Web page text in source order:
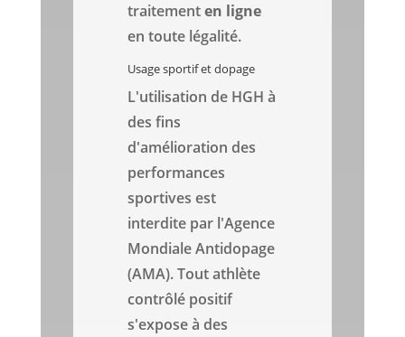
traitementen ligne
en toute légalité.
Usage sportif et dopage
L'utilisation de HGH à
des fins
d'amélioration des
performances
sportives est
interdite par l'Agence
Mondiale Antidopage
(AMA). Tout athlète
contrôlé positif
s'expose à des